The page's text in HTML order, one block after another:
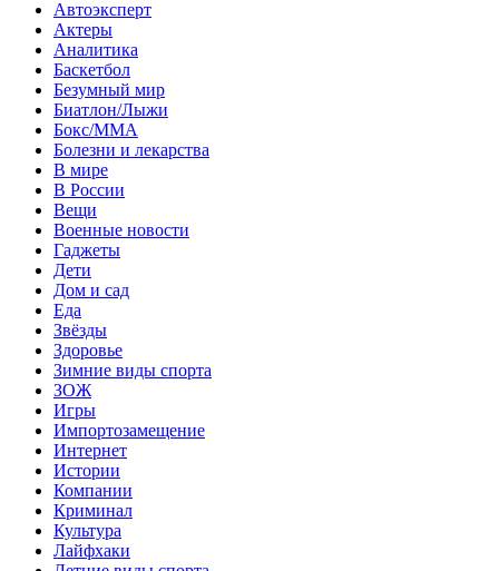
Автоэксперт
Актеры
Аналитика
Баскетбол
Безумный мир
Биатлон/Лыжи
Бокс/MMA
Болезни и лекарства
В мире
В России
Вещи
Военные новости
Гаджеты
Дети
Дом и сад
Еда
Звёзды
Здоровье
Зимние виды спорта
ЗОЖ
Игры
Импортозамещение
Интернет
Истории
Компании
Криминал
Культура
Лайфхаки